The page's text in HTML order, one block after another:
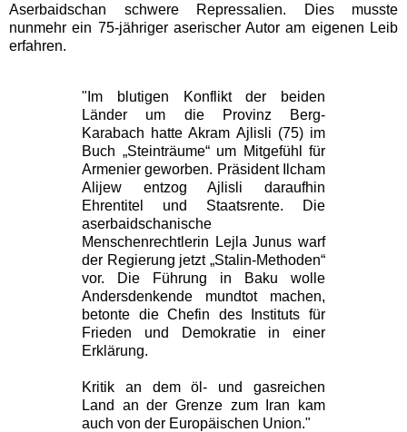
Aserbaidschan schwere Repressalien. Dies musste
nunmehr ein 75-jähriger aserischer Autor am eigenen Leib
erfahren.
"Im blutigen Konflikt der beiden
Länder um die Provinz Berg-
Karabach hatte Akram Ajlisli (75) im
Buch „Steinträume“ um Mitgefühl für
Armenier geworben. Präsident Ilcham
Alijew entzog Ajlisli daraufhin
Ehrentitel und Staatsrente. Die
aserbaidschanische
Menschenrechtlerin Lejla Junus warf
der Regierung jetzt „Stalin-Methoden“
vor. Die Führung in Baku wolle
Andersdenkende mundtot machen,
betonte die Chefin des Instituts für
Frieden und Demokratie in einer
Erklärung.
Kritik an dem öl- und gasreichen
Land an der Grenze zum Iran kam
auch von der Europäischen Union."